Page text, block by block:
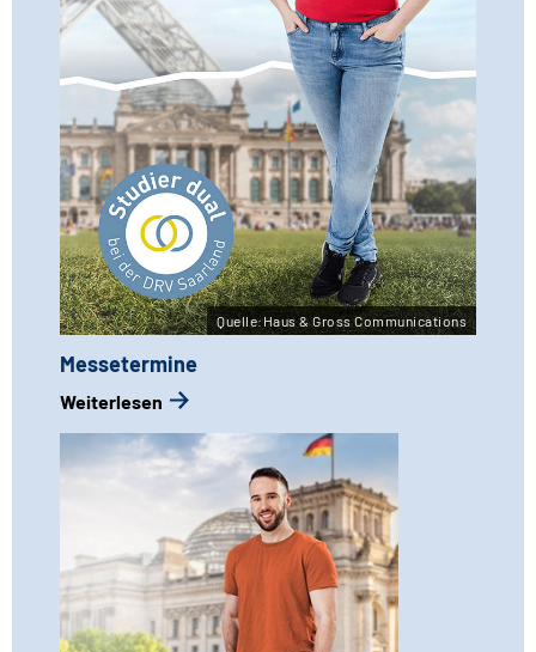
Quelle:Haus & Gross Communications
Messetermine
Weiterlesen